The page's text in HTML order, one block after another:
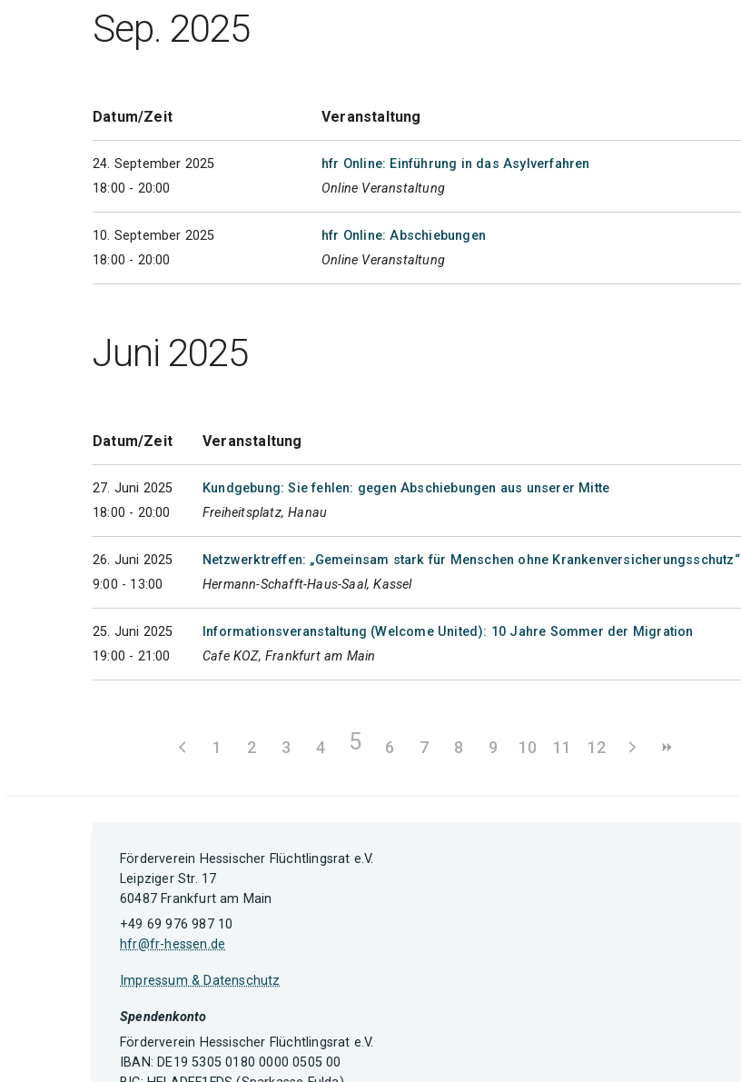
Sep. 2025
Datum/Zeit Veranstaltung
24. September 2025
18:00 - 20:00
hfr Online: Einführung in das Asylverfahren
Online Veranstaltung
10. September 2025
18:00 - 20:00
hfr Online: Abschiebungen
Online Veranstaltung
Juni 2025
Datum/Zeit Veranstaltung
27. Juni 2025
18:00 - 20:00
Kundgebung: Sie fehlen: gegen Abschiebungen aus unserer Mitte
Freiheitsplatz, Hanau
26. Juni 2025
9:00 - 13:00
Netzwerktreffen: „Gemeinsam stark für Menschen ohne Krankenversicherungsschutz“
Hermann-Schafft-Haus-Saal, Kassel
25. Juni 2025
19:00 - 21:00
Informationsveranstaltung (Welcome United): 10 Jahre Sommer der Migration
Cafe KOZ, Frankfurt am Main
1 2 3 4 5 6 7 8 9 10 11 12
Förderverein Hessischer Flüchtlingsrat e.V.
Leipziger Str. 17
60487 Frankfurt am Main
+49 69 976 987 10
hfr@fr-hessen.de
Impressum & Datenschutz
Spendenkonto
Förderverein Hessischer Flüchtlingsrat e.V.
IBAN: DE19 5305 0180 0000 0505 00